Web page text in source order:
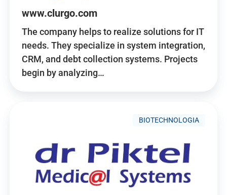
www.clurgo.com
The company helps to realize solutions for IT
needs. They specialize in system integration,
CRM, and debt collection systems. Projects
begin by analyzing…
BIOTECHNOLOGIA